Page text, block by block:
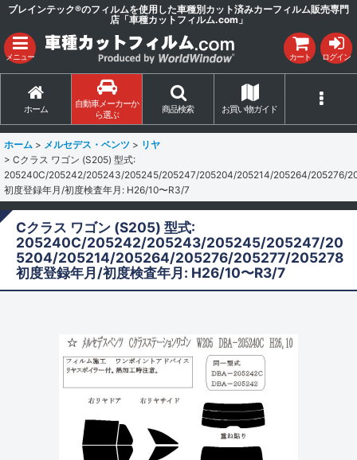
ブレインテック®のフィルムを使用した車種別カット済みカーフィルム販売専門
店「車種カットフィルム.com」
メニュー カート ログイン
ホーム
自動車メーカーか
ら選ぶ
商品検索 お買い物ガイド
ホーム > メルセデス・ベンツ > リヤ
> Cクラス ワゴン (S205) 型式:
205240C/205242/205243/205245/205247/205204/205214/205264/205276/
初度登録年月/初度検査年月: H26/10〜R3/7
Cクラス ワゴン (S205) 型式:
205240C/205242/205243/205245/205247/20
5204/205214/205264/205276/205277/205278
初度登録年月/初度検査年月: H26/10〜R3/7